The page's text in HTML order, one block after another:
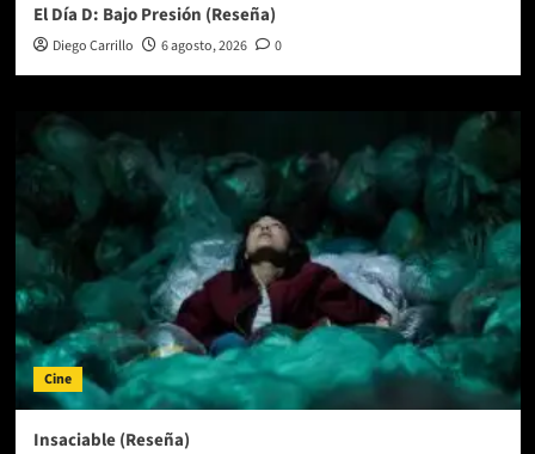
El Día D: Bajo Presión (Reseña)
Diego Carrillo 6 agosto, 2026 0
Cine
Insaciable (Reseña)